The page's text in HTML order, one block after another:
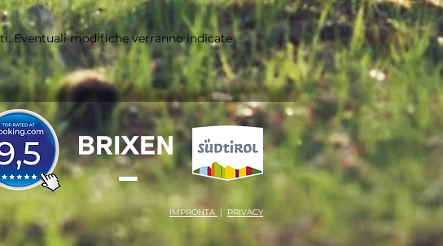
Eventuali modifiche verranno indicate
IMPRONTA | PRIVACY